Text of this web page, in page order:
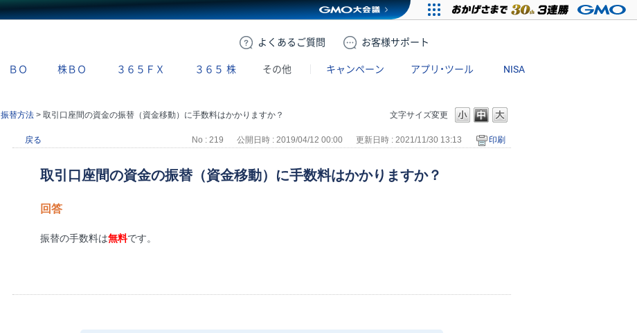
よくある ご質問 お客様サポート
ＢＯ 株ＢＯ ３６５ＦＸ ３６５ 株 その他 キャンペーン アプリ・ツール NISA
文字サイズ変更
振替方法 > 取引口座間の資金の振替（資金移動）に手数料はかかりますか？
戻る No : 219 公開日時 : 2019/04/12 00:00 更新日時 : 2021/11/30 13:13 印刷
取引口座間の資金の振替（資金移動）に手数料はかかりますか？
回答
振替の手数料は無料です。